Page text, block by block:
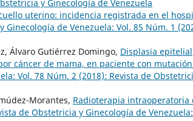
y Ginecología de Venezuela
uterino: incidencia registrada en el
Ginecología de Venezuela: Vol. 85 Núm. 1
Álvaro Gutiérrez Domingo, Displasia epitelial
cáncer de mama, en paciente con
Vol. 78 Núm. 2 (2018): Revista de
Morantes, Radioterapia intraoperatoria
de Obstetricia y Ginecología de Venezuela: